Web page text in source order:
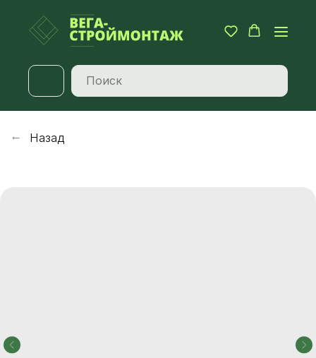
Назад